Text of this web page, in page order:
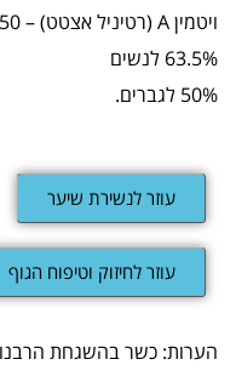
ויטמין A (רטיניל אצטט) – 1650 IU
63.5% לנשים
50% לגברים.
עוזר לנשירת שיער
עוזר לחיזוק וטיפוח הגוף
הערות: כשר בהשגחת